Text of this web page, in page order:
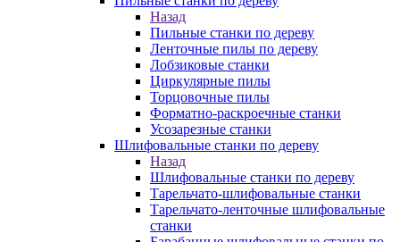
Назад
Пильные станки по дереву
Ленточные пилы по дереву
Лобзиковые станки
Циркулярные пилы
Торцовочные пилы
Форматно-раскроечные станки
Усозарезные станки
Шлифовальные станки по дереву
Назад
Шлифовальные станки по дереву
Тарельчато-шлифовальные станки
Тарельчато-ленточные шлифовальные
станки